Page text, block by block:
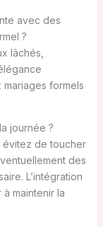
avec des
?
lâchés,
formels
journée ?
de toucher
des
L’intégration
maintenir la